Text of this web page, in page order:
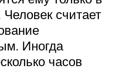
считает
Иногда
часов